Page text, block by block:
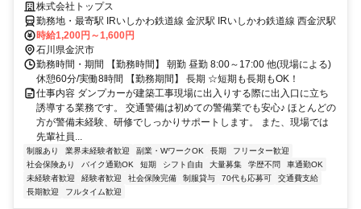
導スタッフ
株式会社トップス
勤務地・最寄駅 IRいしかわ鉄道線 金沢駅 IRいしかわ鉄道線 西金沢駅
時給1,200円～1,600円
石川県金沢市
勤務時間・期間 【勤務時間】 朝勤 昼勤 8:00～17:00 他(現場による)
休憩60分/実働8時間 【勤務期間】 長期 ☆短期も長期もOK！
仕事内容 ダンプカーが建築工事現場に出入りする際に出入口に立ち
誘導する業務です。 交通警備は初めての警備業でも安心♪ ほとんどの
方が警備未経験、研修でしっかりサポートします。 また、現場では
先輩社員...
制服あり 業界未経験者歓迎 副業・WワークOK 長期
フリーター歓迎
社会保険あり
バイク通勤OK 短期 シフト自由 大量募集 学歴不問
車通勤OK
未経験者歓迎
経験者歓迎 社会保険完備 制服貸与 70代も応募可
交通費支給
長期歓迎
フルタイム歓迎